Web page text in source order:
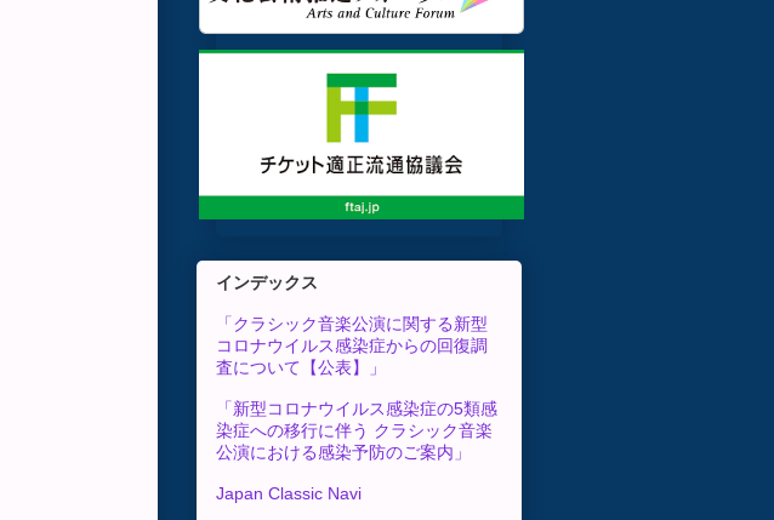
インデックス
「クラシック音楽公演に関する新型
コロナウイルス感染症からの回復調
査について【公表】」
「新型コロナウイルス感染症の5類感
染症への移行に伴う クラシック音楽
公演における感染予防のご案内」
Japan Classic Navi